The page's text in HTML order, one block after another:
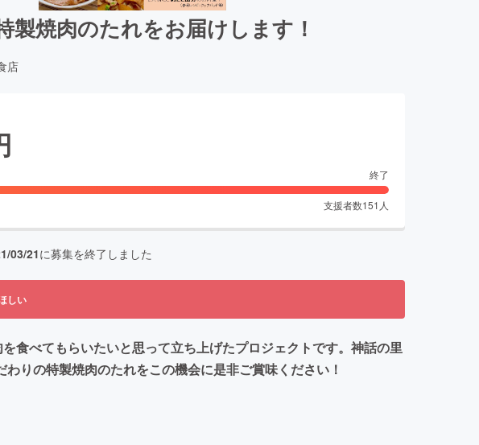
焼肉のたれをお届けします！
店
終了
支援者数151 人
03/21に募集を終了しました
しい
食べてもらいたいと思って立ち上げたプロジェクトです。神話の里
りの特製焼肉のたれをこの機会に是非ご賞味ください！